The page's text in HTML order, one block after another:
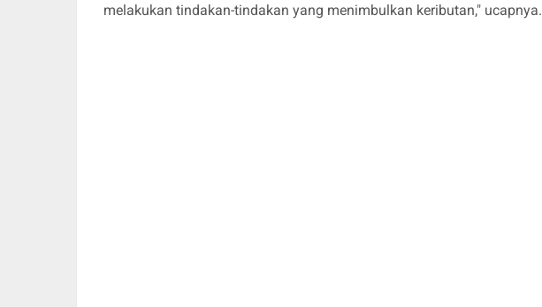
melakukan tindakan-tindakan yang menimbulkan keributan," ucapnya.